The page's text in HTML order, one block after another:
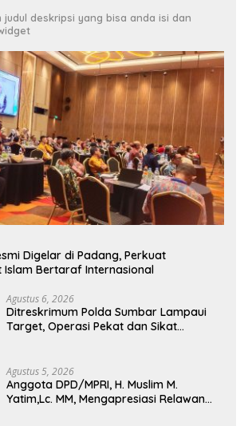
deskripsi yang bisa anda isi dan
Digelar di Padang, Perkuat
Islam Bertaraf Internasional
Agustus 6, 2026
Ditreskrimum Polda Sumbar Lampaui
Target, Operasi Pekat dan Sikat
Agustus 5, 2026
Anggota DPD/MPRI, H. Muslim M.
Yatim,Lc. MM, Mengapresiasi Relawan